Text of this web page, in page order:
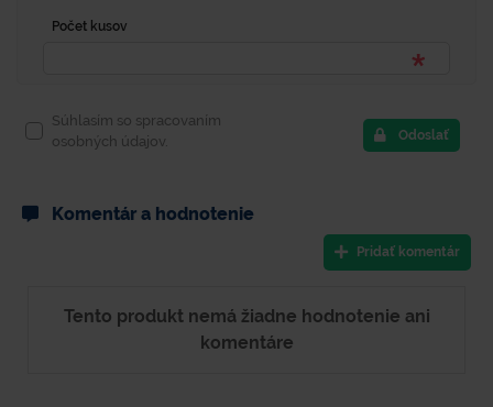
Počet kusov
Súhlasím so spracovaním
osobných údajov.
Odoslať
Komentár a hodnotenie
Pridať komentár
Tento produkt nemá žiadne hodnotenie ani
komentáre